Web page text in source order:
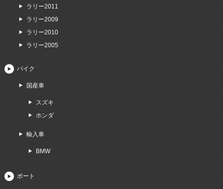
ラリー2011
ラリー2009
ラリー2010
ラリー2005
バイク
国産車
スズキ
ホンダ
輸入車
BMW
ボート